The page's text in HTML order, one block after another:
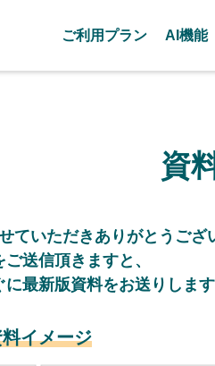
ご利用プラン AI機能
資
ていただき ありがとうござ
送信頂きますと、
最新版資料をお送りします
イメージ